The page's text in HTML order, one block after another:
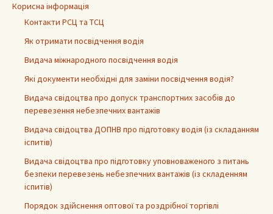
Корисна інформація
Контакти РСЦ та ТСЦ
Як отримати посвідчення водія
Видача міжнародного посвідчення водія
Які документи необхідні для заміни посвідчення водія?
Видача свідоцтва про допуск транспортних засобів до
перевезення небезпечних вантажів
Видача свідоцтва ДОПНВ про підготовку водія (із складанням
іспитів)
Видача свідоцтва про підготовку уповноваженого з питань
безпеки перевезень небезпечних вантажів (із складенням
іспитів)
Порядок здійснення оптової та роздрібної торгівлі